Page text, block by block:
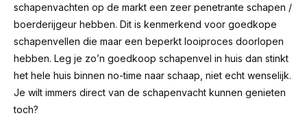
schapenvachten op de markt een zeer penetrante schapen /
boerderijgeur hebben. Dit is kenmerkend voor goedkope
schapenvellen die maar een beperkt looiproces doorlopen
hebben. Leg je zo’n goedkoop schapenvel in huis dan stinkt
het hele huis binnen no-time naar schaap, niet echt wenselijk.
Je wilt immers direct van de schapenvacht kunnen genieten
toch?